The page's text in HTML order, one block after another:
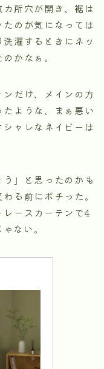
所穴が開き、裾は
のが気になっては
洗濯するときにネッ
かなぁ。
だけ、メインの方
ような、まぁ悪い
ャレなネイビーは
」と思ったのかも
る前にポチった。
ースカーテンで4
ない。